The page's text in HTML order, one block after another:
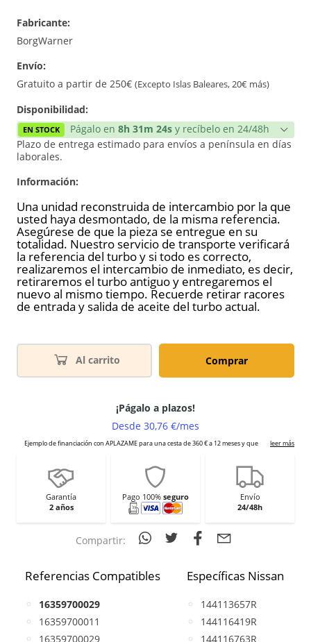
Reconstrucción
Fabricante:
BorgWarner
Envío:
Gratuito a partir de 250€ (Excepto Islas Baleares, 20€ más)
Disponibilidad:
EN STOCK Págalo en 8h 31m 24s y recíbelo en 24/48h
Plazo de entrega estimado para envíos a península en días
laborales.
Información:
Una unidad reconstruida de intercambio por la que
usted haya desmontado, de la misma referencia.
Asegúrese de que la pieza se entregue en su
totalidad. Nuestro servicio de transporte verificará
la referencia del turbo y si todo es correcto,
realizaremos el intercambio de inmediato, es decir,
retiraremos el turbo antiguo y entregaremos el
nuevo al mismo tiempo. Recuerde retirar racores
de entrada y salida de aceite del turbo actual.
Al carrito Comprar
Garantía
2 años
Pago 100% seguro
Envío
24/48h
Compartir:
Referencias Compatibles
16359700029
16359700011
16359700029
Específicas Nissan
144113657R
144116419R
144116763R